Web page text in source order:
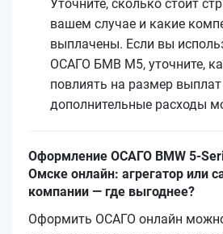
Уточните, сколько стоит
вашем случае и какие
выплачены. Если вы
ОСАГО БМВ М5, уточните,
повлиять на размер
дополнительные расходы
Оформление ОСАГО BMW 5-
Омске онлайн: агрегатор или
компании — где выгоднее?
Оформить ОСАГО онлайн